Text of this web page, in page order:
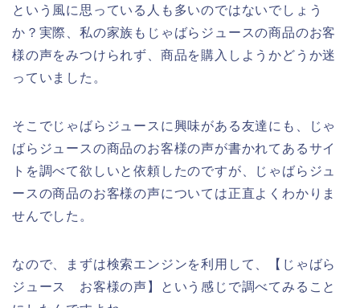
という風に思っている人も多いのではないでしょう
か？実際、私の家族もじゃばらジュースの商品のお客
様の声をみつけられず、商品を購入しようかどうか迷
っていました。
そこでじゃばらジュースに興味がある友達にも、じゃ
ばらジュースの商品のお客様の声が書かれてあるサイ
トを調べて欲しいと依頼したのですが、じゃばらジュ
ースの商品のお客様の声については正直よくわかりま
せんでした。
なので、まずは検索エンジンを利用して、【じゃばら
ジュース お客様の声】という感じで調べてみること